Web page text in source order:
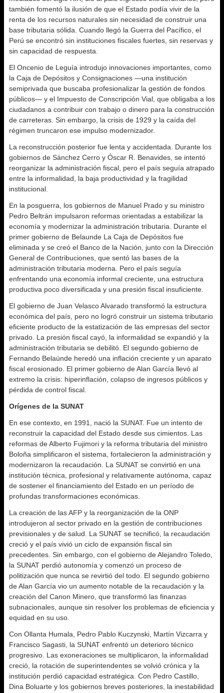
también fomentó la ilusión de que el Estado podía vivir de la
renta de los recursos naturales sin necesidad de construir una
base tributaria sólida. Cuando llegó la Guerra del Pacífico, el
Perú se encontró sin instituciones fiscales fuertes, sin reservas y
sin capacidad de respuesta.
El Oncenio de Leguía introdujo innovaciones importantes, como
la Caja de Depósitos y Consignaciones —una institución
semiprivada que buscaba profesionalizar la gestión de fondos
públicos— y el Impuesto de Conscripción Vial, que obligaba a los
ciudadanos a contribuir con trabajo o dinero para la construcción
de carreteras. Sin embargo, la crisis de 1929 y la caída del
régimen truncaron ese impulso modernizador.
La reconstrucción posterior fue lenta y accidentada. Durante los
gobiernos de Sánchez Cerro y Óscar R. Benavides, se intentó
reorganizar la administración fiscal, pero el país seguía atrapado
entre la informalidad, la baja productividad y la fragilidad
institucional.
En la posguerra, los gobiernos de Manuel Prado y su ministro
Pedro Beltrán impulsaron reformas orientadas a estabilizar la
economía y modernizar la administración tributaria. Durante el
primer gobierno de Belaunde La Caja de Depósitos fue
eliminada y se creó el Banco de la Nación, junto con la Dirección
General de Contribuciones, que sentó las bases de la
administración tributaria moderna. Pero el país seguía
enfrentando una economía informal creciente, una estructura
productiva poco diversificada y una presión fiscal insuficiente.
El gobierno de Juan Velasco Alvarado transformó la estructura
económica del país, pero no logró construir un sistema tributario
eficiente producto de la estatización de las empresas del sector
privado. La presión fiscal cayó, la informalidad se expandió y la
administración tributaria se debilitó. El segundo gobierno de
Fernando Belaúnde heredó una inflación creciente y un aparato
fiscal erosionado. El primer gobierno de Alan García llevó al
extremo la crisis: hiperinflación, colapso de ingresos públicos y
pérdida de control fiscal.
Orígenes de la SUNAT
En ese contexto, en 1991, nació la SUNAT. Fue un intento de
reconstruir la capacidad del Estado desde sus cimientos. Las
reformas de Alberto Fujimori y la reforma tributaria del ministro
Boloña simplificaron el sistema, fortalecieron la administración y
modernizaron la recaudación. La SUNAT se convirtió en una
institución técnica, profesional y relativamente autónoma, capaz
de sostener el financiamiento del Estado en un período de
profundas transformaciones económicas.
La creación de las AFP y la reorganización de la ONP
introdujeron al sector privado en la gestión de contribuciones
previsionales y de salud. La SUNAT se tecnificó, la recaudación
creció y el país vivió un ciclo de expansión fiscal sin
precedentes. Sin embargo, con el gobierno de Alejandro Toledo,
la SUNAT perdió autonomía y comenzó un proceso de
politización que nunca se revirtió del todo. El segundo gobierno
de Alan García vio un aumento notable de la recaudación y la
creación del Canon Minero, que transformó las finanzas
subnacionales, aunque sin resolver los problemas de eficiencia y
equidad en su uso.
Con Ollanta Humala, Pedro Pablo Kuczynski, Martín Vizcarra y
Francisco Sagasti, la SUNAT enfrentó un deterioro técnico
progresivo. Las exoneraciones se multiplicaron, la informalidad
creció, la rotación de superintendentes se volvió crónica y la
institución perdió capacidad estratégica. Con Pedro Castillo,
Dina Boluarte y los gobiernos breves posteriores, la inestabilidad